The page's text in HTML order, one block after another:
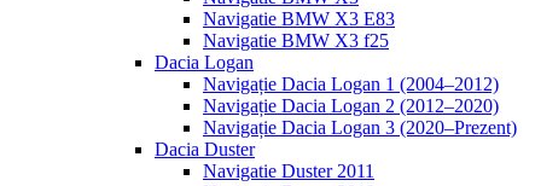
Navigatie BMW X3 E83
Navigatie BMW X3 f25
Dacia Logan
Navigație Dacia Logan 1 (2004–2012)
Navigație Dacia Logan 2 (2012–2020)
Navigație Dacia Logan 3 (2020–Prezent)
Dacia Duster
Navigatie Duster 2011